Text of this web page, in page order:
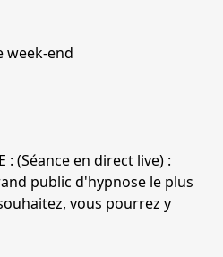
week-end
: (Séance en direct live) :
public d'hypnose le plus
vous pourrez y